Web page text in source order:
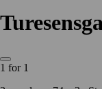
1 for 1